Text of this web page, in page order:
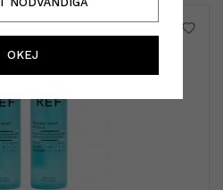
OKEJ